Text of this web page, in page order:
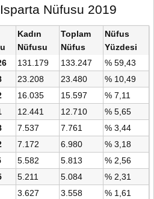
Nüfusu 2019
Kadın
Nüfusu
Toplam
Nüfus
Nüfus
Yüzdesi
131.179 133.247
% 59,43
23.208 23.480
% 10,49
16.035 15.597
% 7,11
12.441 12.710
% 5,65
7.537 7.761
% 3,44
7.172 6.980
% 3,18
5.582 5.813
% 2,56
5.211 5.084
% 2,31
3.627 3.558
% 1,61